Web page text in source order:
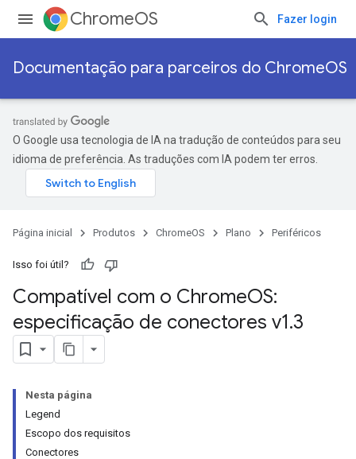
ChromeOS Fazer login
Documentação para parceiros do ChromeOS
O Google usa tecnologia de IA na tradução de conteúdos para seu
idioma de preferência. As traduções com IA podem ter erros.
Página inicial Produtos ChromeOS Plano Periféricos
Isso foi útil?
Compatível com o ChromeOS:
especificação de conectores v1.3
Nesta página
Legend
Escopo dos requisitos
Conectores